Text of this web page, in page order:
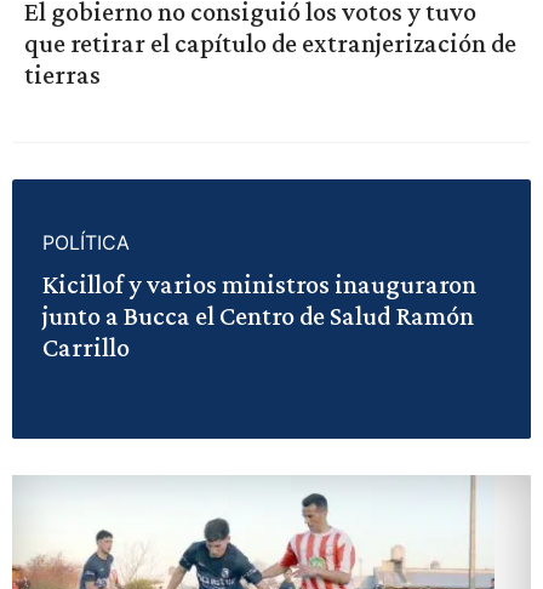
El gobierno no consiguió los votos y tuvo
que retirar el capítulo de extranjerización de
tierras
POLÍTICA
Kicillof y varios ministros inauguraron
junto a Bucca el Centro de Salud Ramón
Carrillo